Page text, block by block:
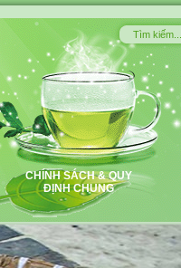
CHÍNH SÁCH & QUY
ĐỊNH CHUNG